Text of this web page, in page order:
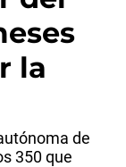
la
de
350 que